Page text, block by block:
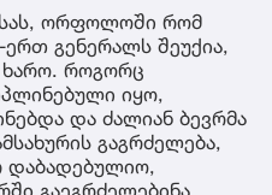
ორფოლოში რომ
გენერალს შეუქია,
ხარო. როგორც
იყო,
და ძალიან ბევრმა
გაგრძელება,
დაბადებულიო,
გაეგრძელებინა